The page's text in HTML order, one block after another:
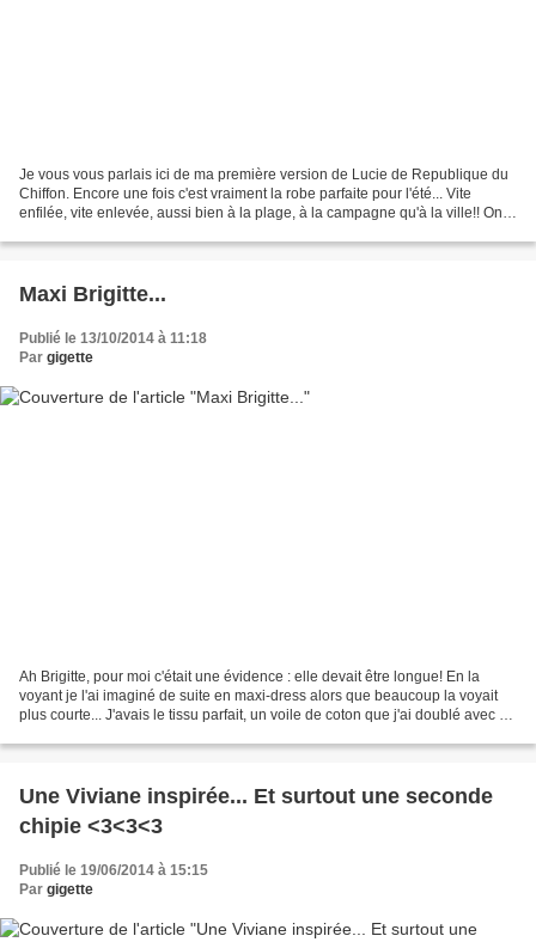
Je vous vous parlais ici de ma première version de Lucie de Republique du
Chiffon. Encore une fois c'est vraiment la robe parfaite pour l'été... Vite
enfilée, vite enlevée, aussi bien à la plage, à la campagne qu'à la ville!! On
Maxi Brigitte...
Publié le 13/10/2014 à 11:18
Par gigette
Ah Brigitte, pour moi c'était une évidence : elle devait être longue! En la
voyant je l'ai imaginé de suite en maxi-dress alors que beaucoup la voyait
plus courte... J'avais le tissu parfait, un voile de coton que j'ai doublé avec de
Une Viviane inspirée... Et surtout une seconde
chipie <3<3<3
Publié le 19/06/2014 à 15:15
Par gigette